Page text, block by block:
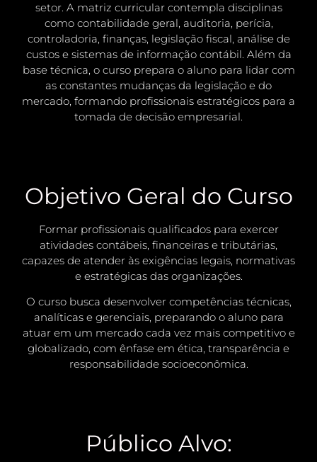
setor. A matriz curricular contempla disciplinas
como contabilidade geral, auditoria, perícia,
controladoria, finanças, legislação fiscal, análise de
custos e sistemas de informação contábil. Além da
base técnica, o curso prepara o aluno para lidar com
as constantes mudanças da legislação e do
mercado, formando profissionais estratégicos para a
tomada de decisão empresarial.
Objetivo Geral do Curso
Formar profissionais qualificados para exercer
atividades contábeis, financeiras e tributárias,
capazes de atender às exigências legais, normativas
e estratégicas das organizações.
O curso busca desenvolver competências técnicas,
analíticas e gerenciais, preparando o aluno para
atuar em um mercado cada vez mais competitivo e
globalizado, com ênfase em ética, transparência e
responsabilidade socioeconômica.
Público Alvo: